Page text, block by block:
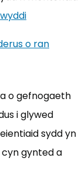
o ran
o gefnogaeth
i glywed
sydd yn
gynted a